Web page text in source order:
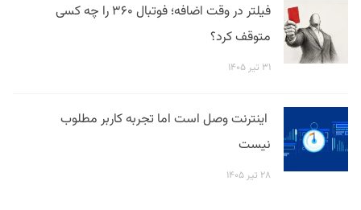
فیلتر در وقت اضافه؛ فوتبال ۳۶۰ را چه کسی
متوقف کرد؟
۳۱ تیر ۱۴۰۵
اینترنت وصل است اما تجربه کاربر مطلوب
نیست
۲۸ تیر ۱۴۰۵